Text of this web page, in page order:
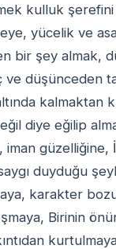
kulluk
yücelik ve
bir şey almak,
ve düşünceden
kalmaktan
diye eğilip
iman güzelliğine,
duyduğu
karakter
Birinin